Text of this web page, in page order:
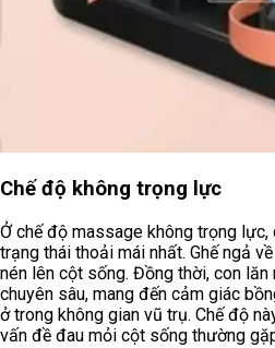
Chế độ không trọng lực
Ở chế độ massage không trọng
trạng thái thoải mái nhất. Ghế ngả
nén lên cột sống. Đồng thời, con
chuyên sâu, mang đến cảm giác
ở trong không gian vũ trụ. Chế độ
vấn đề đau mỏi cột sống thường